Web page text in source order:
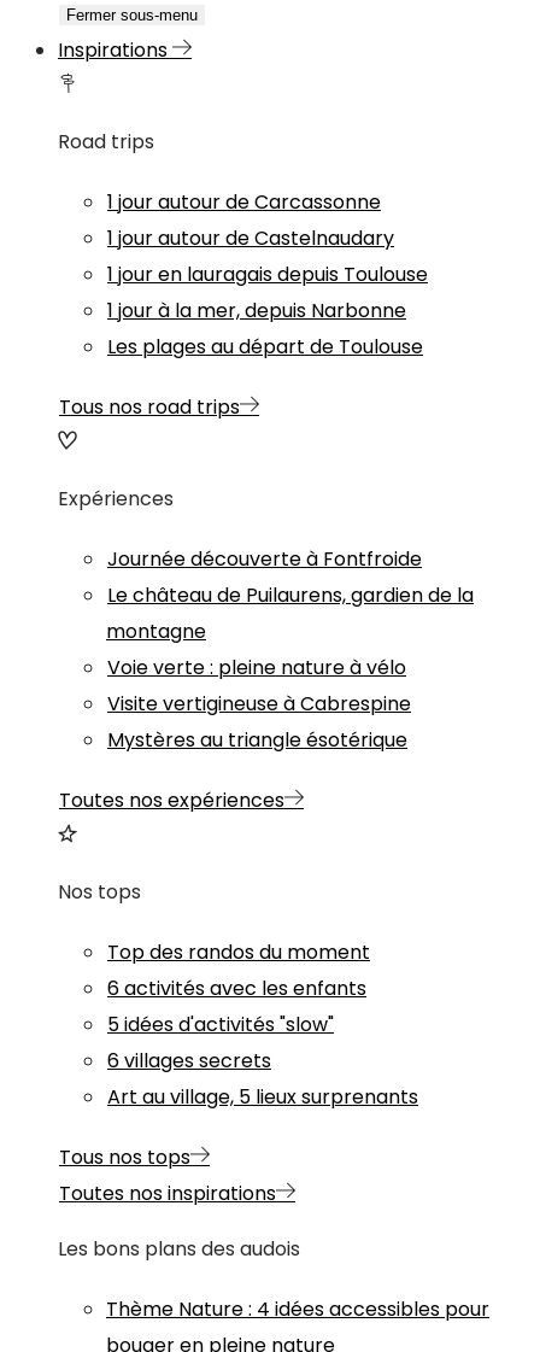
Fermer sous-menu
Inspirations
Road trips
1 jour autour de Carcassonne
1 jour autour de Castelnaudary
1 jour en lauragais depuis Toulouse
1 jour à la mer, depuis Narbonne
Les plages au départ de Toulouse
Tous nos road trips
Expériences
Journée découverte à Fontfroide
Le château de Puilaurens, gardien de la
montagne
Voie verte : pleine nature à vélo
Visite vertigineuse à Cabrespine
Mystères au triangle ésotérique
Toutes nos expériences
Nos tops
Top des randos du moment
6 activités avec les enfants
5 idées d'activités "slow"
6 villages secrets
Art au village, 5 lieux surprenants
Tous nos tops
Toutes nos inspirations
Les bons plans des audois
Thème Nature: 4 idées accessibles pour
bouger en pleine nature